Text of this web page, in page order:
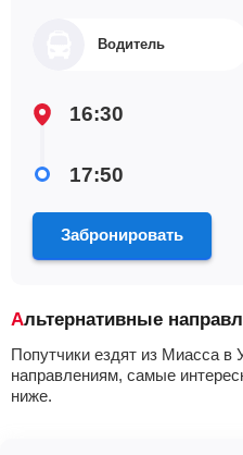
Водитель
16:30
17:50
Забронировать
Альтернативные
Попутчики ездят из Миасса в
направлениям, самые
ниже.